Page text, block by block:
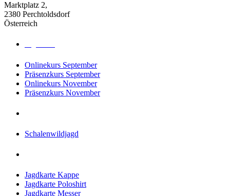
Marktplatz 2,
2380 Perchtoldsdorf
Österreich
Onlinekurs September
Präsenzkurs September
Onlinekurs November
Präsenzkurs November
Schalenwildjagd
Jagdkarte Kappe
Jagdkarte Poloshirt
Jagdkarte Messer